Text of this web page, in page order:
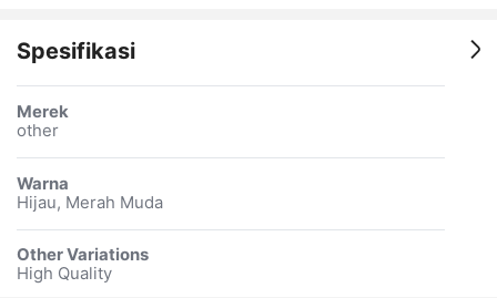
Spesifikasi
Merek
other
Warna
Hijau, Merah Muda
Other Variations
High Quality